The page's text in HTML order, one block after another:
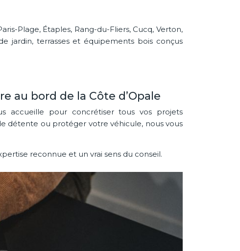
Plage, Étaples, Rang-du-Fliers, Cucq, Verton,
jardin, terrasses et équipements bois conçus
au bord de la Côte d’Opale
accueille pour concrétiser tous vos projets
détente ou protéger votre véhicule, nous vous
reconnue et un vrai sens du conseil.